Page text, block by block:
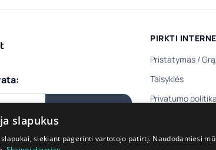
PIRKTI
Pristatymas /
Taisyklės
Privatumo politika
Dovanų
slapukus
siekiant pagerinti vartotojo patirtį. Naudodamiesi